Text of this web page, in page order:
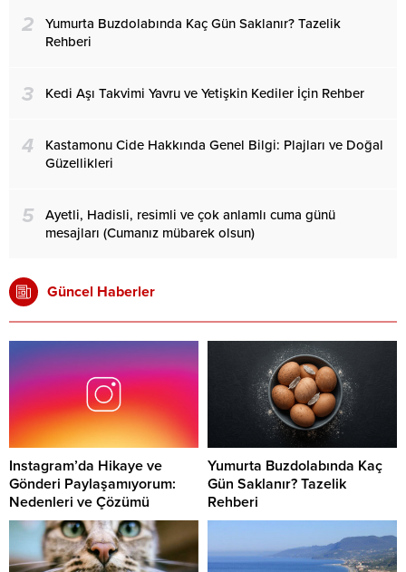
2
Yumurta Buzdolabında Kaç Gün Saklanır? Tazelik
Rehberi
3 Kedi Aşı Takvimi Yavru ve Yetişkin Kediler İçin Rehber
4
Kastamonu Cide Hakkında Genel Bilgi: Plajları ve Doğal
Güzellikleri
5
Ayetli, Hadisli, resimli ve çok anlamlı cuma günü
mesajları (Cumanız mübarek olsun)
Güncel Haberler
Instagram’da Hikaye ve
Gönderi Paylaşamıyorum:
Nedenleri ve Çözümü
Yumurta Buzdolabında Kaç
Gün Saklanır? Tazelik
Rehberi